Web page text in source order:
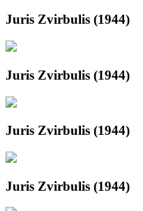
Juris Zvirbulis (1944)
Juris Zvirbulis (1944)
Juris Zvirbulis (1944)
Juris Zvirbulis (1944)